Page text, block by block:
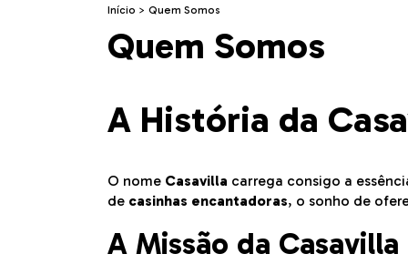
Início > Quem Somos
Quem Somos
A História da
O nome Casavilla carrega consigo a
de casinhas encantadoras, o sonho de
A Missão da Casavilla